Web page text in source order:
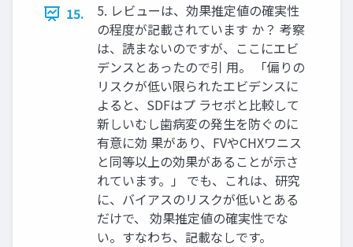
15.
5. レビューは、効果推定値の確実性
の程度が記載されています か？ 考察
は、読まないのですが、ここにエビ
デンスとあったので引 用。 「偏りの
リスクが低い限られたエビデンスに
よると、SDFはプ ラセボと比較して
新しいむし歯病変の発生を防ぐのに
有意に効 果があり、FVやCHXワニス
と同等以上の効果があることが示さ
れています。」 でも、これは、研究
に、バイアスのリスクが低いとある
だけで、 効果推定値の確実性でな
い。すなわち、記載なしです。